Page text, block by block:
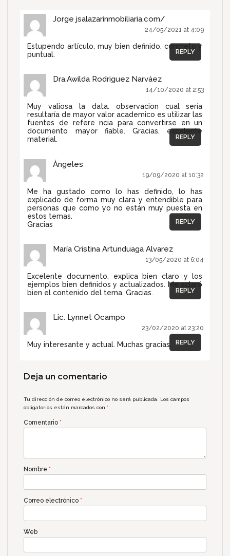
Jorge jsalazarinmobiliaria.com/
24/05/2021 at 4:09
Estupendo artículo, muy bien definido, concreto y
puntual.
REPLY
Dra.Awilda Rodriguez Narváez
14/10/2020 at 2:53
Muy valiosa la data. observacion cual sería
resultaría de mayor valor academico es utilizar las
fuentes de refere ncia para convertirse en un
documento mayor fiable. Gracias. excelente
material.
REPLY
Ángeles
19/09/2020 at 10:32
Me ha gustado como lo has definido, lo has
explicado de forma muy clara y entendible para
personas que como yo no están muy puesta en
estos temas.
Gracias
REPLY
María Cristina Artunduaga Alvarez
13/05/2020 at 6:04
Excelente documento, explica bien claro y los
ejemplos bien definidos y actualizados. Me aclaró
bien el contenido del tema. Gracias.
REPLY
Lic. Lynnet Ocampo
23/02/2020 at 23:20
Muy interesante y actual. Muchas gracias. REPLY
Deja un comentario
Tu dirección de correo electrónico no será publicada. Los campos
obligatorios están marcados con*
Comentario *
Nombre *
Correo electrónico *
Web